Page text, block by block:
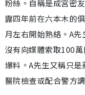
粉絲。自稱是成宮密
露四年前在六本木的
月左右開始熟絡。A
沒有向媒體索取100
爆料。A先生又稱只
醫院檢查或配合警方